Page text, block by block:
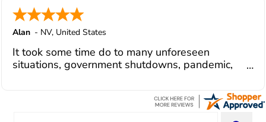
team of professionals who are
courteous, knowledgeable and are
debt management unique to me and my
situation. Each person I have worked
hope. I look forward to better days for
Alan - NV, United States
It took some time do to many unforeseen
situations, government shutdowns, pandemic,